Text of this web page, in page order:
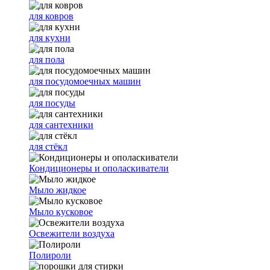
для ковров
для кухни
для пола
для посудомоечных машин
для посуды
для сантехники
для стёкл
Кондиционеры и ополаскиватели
Мыло жидкое
Мыло кусковое
Освежители воздуха
Полироли